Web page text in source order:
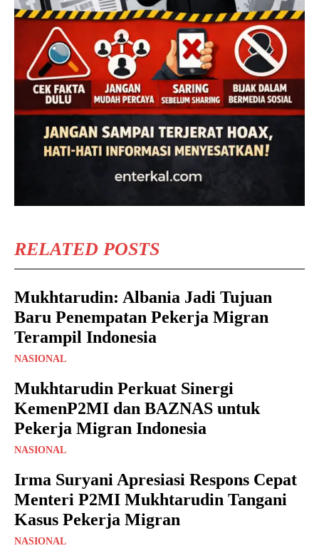
RELATED POSTS
Mukhtarudin: Albania Jadi Tujuan
Baru Penempatan Pekerja Migran
Terampil Indonesia
NASIONAL
Mukhtarudin Perkuat Sinergi
KemenP2MI dan BAZNAS untuk
Pekerja Migran Indonesia
NASIONAL
Irma Suryani Apresiasi Respons Cepat
Menteri P2MI Mukhtarudin Tangani
Kasus Pekerja Migran
NASIONAL